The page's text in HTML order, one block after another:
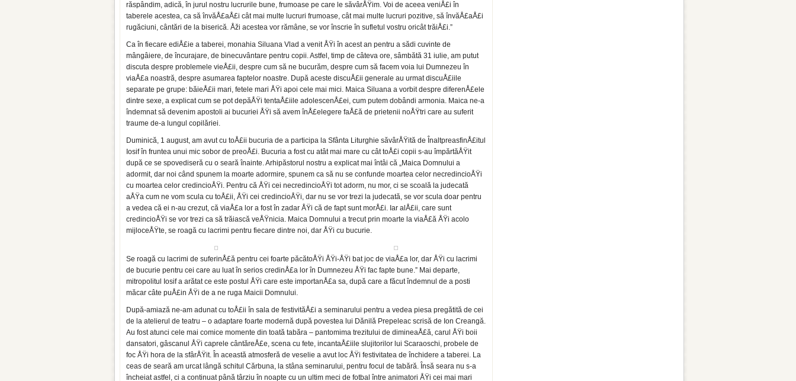
răspândim, adică, în jurul nostru lucrurile bune, frumoase pe care le săvârÅŸim. Voi de aceea veniÅ£i în
taberele acestea, ca să învăÅ£aÅ£i cât mai multe lucruri frumoase, cât mai multe lucruri pozitive, să învăÅ£aÅ£i
rugăciuni, cântări de la biserică. Åži acestea vor rămâne, se vor înscrie în sufletul vostru oricât trăiÅ£i.”
Ca în fiecare ediÅ£ie a taberei, monahia Siluana Vlad a venit ÅŸi în acest an pentru a sădi cuvinte de
mângâiere, de încurajare, de binecuvântare pentru copii. Astfel, timp de câteva ore, sâmbătă 31 iulie, am putut
discuta despre problemele vieÅ£ii, despre cum să ne bucurăm, despre cum să facem voia lui Dumnezeu în
viaÅ£a noastră, despre asumarea faptelor noastre. După aceste discuÅ£ii generale au urmat discuÅ£iile
separate pe grupe: băieÅ£ii mari, fetele mari ÅŸi apoi cele mai mici. Maica Siluana a vorbit despre diferenÅ£ele
dintre sexe, a explicat cum se pot depăÅŸi tentaÅ£iile adolescenÅ£ei, cum putem dobândi armonia. Maica ne-a
îndemnat să devenim apostoli ai bucuriei ÅŸi să avem înÅ£elegere faÅ£ă de prietenii noÅŸtri care au suferit
traume de-a lungul copilăriei.
Duminică, 1 august, am avut cu toÅ£ii bucuria de a participa la Sfânta Liturghie săvârÅŸită de ÎnaltpreasfinÅ£itul
Iosif în fruntea unui mic sobor de preoÅ£i. Bucuria a fost cu atât mai mare cu cât toÅ£i copii s-au împărtăÅŸit
după ce se spovediseră cu o seară înainte. Arhipăstorul nostru a explicat mai întâi că „Maica Domnului a
adormit, dar noi când spunem la moarte adormire, spunem ca să nu se confunde moartea celor necredincioÅŸi
cu moartea celor credincioÅŸi. Pentru că ÅŸi cei necredincioÅŸi tot adorm, nu mor, ci se scoală la judecată
aÅŸa cum ne vom scula cu toÅ£ii, ÅŸi cei credincioÅŸi, dar nu se vor trezi la judecată, se vor scula doar pentru
a vedea că ei n-au crezut, că viaÅ£a lor a fost în zadar ÅŸi că de fapt sunt morÅ£i. Iar alÅ£ii, care sunt
credincioÅŸi se vor trezi ca să trăiască veÅŸnicia. Maica Domnului a trecut prin moarte la viaÅ£ă ÅŸi acolo
mijloceÅŸte, se roagă cu lacrimi pentru fiecare dintre noi, dar ÅŸi cu bucurie.
Se roagă cu lacrimi de suferinÅ£ă pentru cei foarte păcătoÅŸi ÅŸi-ÅŸi bat joc de viaÅ£a lor, dar ÅŸi cu lacrimi
de bucurie pentru cei care au luat în serios credinÅ£a lor în Dumnezeu ÅŸi fac fapte bune.” Mai departe,
mitropolitul Iosif a arătat ce este postul ÅŸi care este importanÅ£a sa, după care a făcut îndemnul de a posti
măcar câte puÅ£in ÅŸi de a ne ruga Maicii Domnului.
După-amiază ne-am adunat cu toÅ£ii în sala de festivităÅ£i a seminarului pentru a vedea piesa pregătită de cei
de la atelierul de teatru – o adaptare foarte modernă după povestea lui Dănilă Prepeleac scrisă de Ion Creangă.
Au fost atunci cele mai comice momente din toată tabăra – pantomima trezitului de dimineaÅ£ă, carul ÅŸi boii
dansatori, gâscanul ÅŸi caprele cântăreÅ£e, scena cu fete, incantaÅ£iile slujitorilor lui Scaraoschi, probele de
foc ÅŸi hora de la sfârÅŸit. În această atmosferă de veselie a avut loc ÅŸi festivitatea de închidere a taberei. La
ceas de seară am urcat lângă schitul Cărbuna, la stâna seminarului, pentru focul de tabără. Însă seara nu s-a
încheiat astfel, ci a continuat până târziu în noapte cu un ultim meci de fotbal între animatori ÅŸi cei mai mari